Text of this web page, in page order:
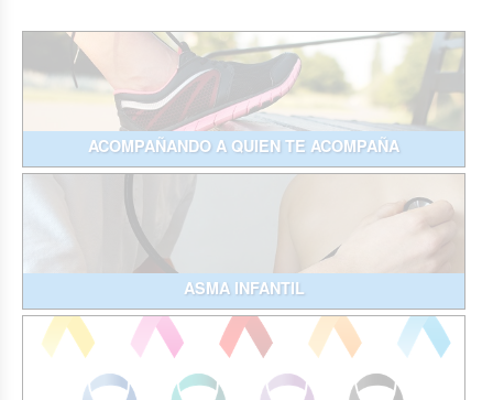
ACOMPAÑANDO A QUIEN TE ACOMPAÑA
ASMA INFANTIL